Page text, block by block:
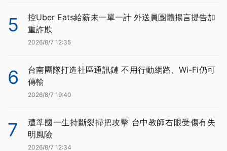
5
控Uber Eats給薪未一單一計 外送員團體揚言提告加
重詐欺
2026/8/7 12:35
6
台南團隊打造社區通訊鏈 不用行動網路、Wi-Fi仍可
傳輸
2026/8/7 19:40
7
遭準國一生持斷裂掃把攻擊 台中教師右眼受傷有失
明風險
2026/8/7 12:34